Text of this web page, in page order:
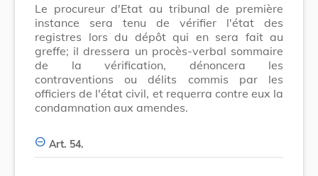
Le procureur d'Etat au tribunal de première
instance sera tenu de vérifier l'état des
registres lors du dépôt qui en sera fait au
greffe; il dressera un procès-verbal sommaire
de la vérification, dénoncera les
contraventions ou délits commis par les
officiers de l'état civil, et requerra contre eux la
condamnation aux amendes.
Art. 54.